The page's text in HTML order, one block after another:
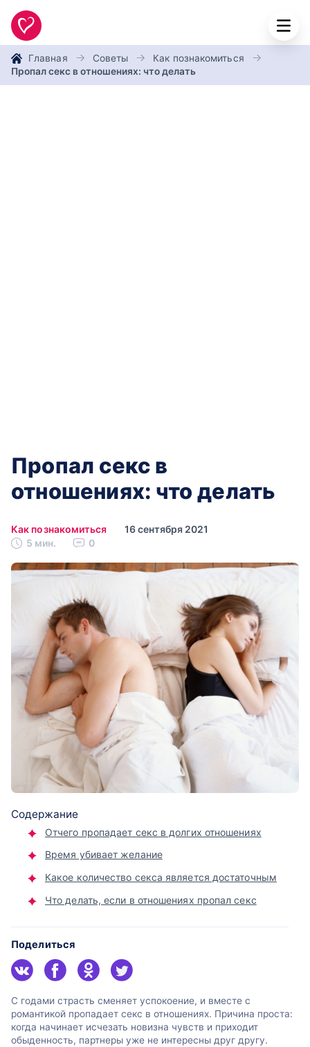
Главная Советы
Как познакомиться
Пропал секс в отношениях: что делать
Пропал секс в
отношениях: что делать
Как познакомиться
16 сентября 2021
5 мин.
0
Содержание
Отчего пропадает секс в долгих отношениях
Время убивает желание
Какое количество секса является достаточным
Что делать, если в отношениях пропал секс
Поделиться
С годами страсть сменяет успокоение, и вместе с
романтикой пропадает секс в отношениях. Причина проста:
когда начинает исчезать новизна чувств и приходит
обыденность, партнеры уже не интересны друг другу.